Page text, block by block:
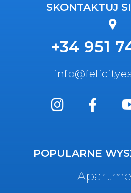
SKONTAKTUJ
+34 951
POPULARNE